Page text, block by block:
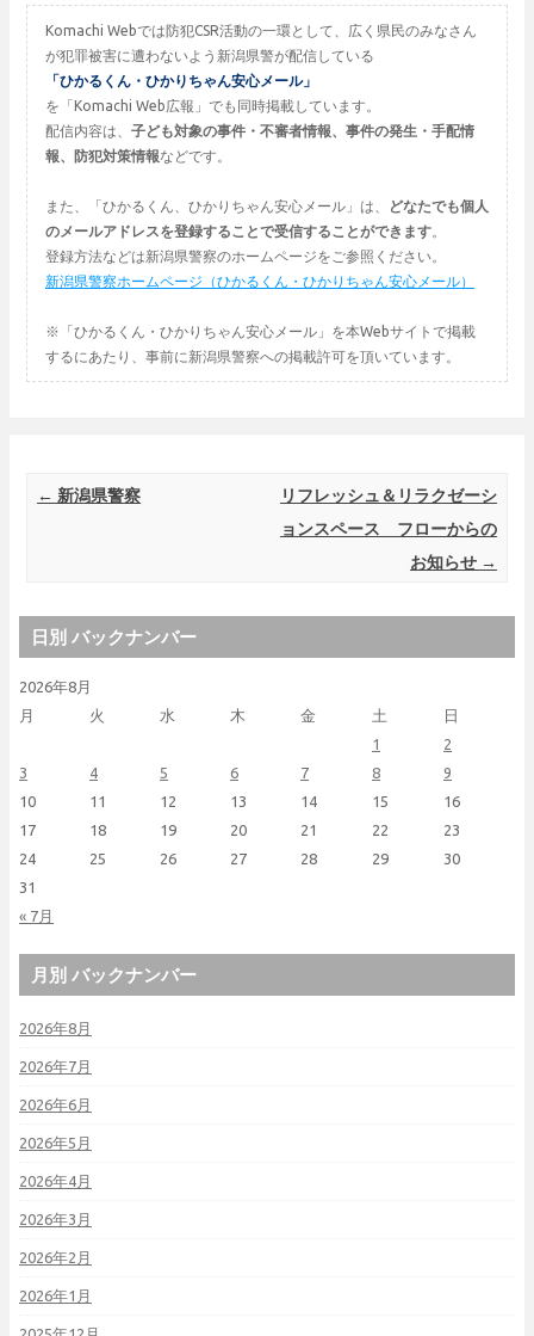
Komachi Webでは防犯CSR活動の一環として、広く県民のみなさん
が犯罪被害に遭わないよう新潟県警が配信している
「ひかるくん・ひかりちゃん安心メール」
を「Komachi Web広報」でも同時掲載しています。
配信内容は、 子ども対象の事件・不審者情報、事件の発生・手配情
報、防犯対策情報などです。
また、「ひかるくん、ひかりちゃん安心メール」は、
どなたでも個人
のメールアドレスを登録することで受信することができます。
登録方法などは新潟県警察のホームページをご参照ください。
新潟県警察ホームページ（ひかるくん・ひかりちゃん安心メール）
※「ひかるくん・ひかりちゃん安心メール」を本Webサイトで掲載
するにあたり、事前に新潟県警察への掲載許可を頂いています。
Post navigation
← 新潟県警察
リフレッシュ＆リラクゼーシ
ョンスペース フローからの
お知らせ →
日別 バックナンバー
2026年8月
月
火 水 木 金 土 日
« 7月
1
2
3
4 5 6 7 8
9
10
11 12 13 14 15
16
17
18 19 20 21 22
23
24
25 26 27 28 29
30
31
月別 バックナンバー
2026年8月
2026年7月
2026年6月
2026年5月
2026年4月
2026年3月
2026年2月
2026年1月